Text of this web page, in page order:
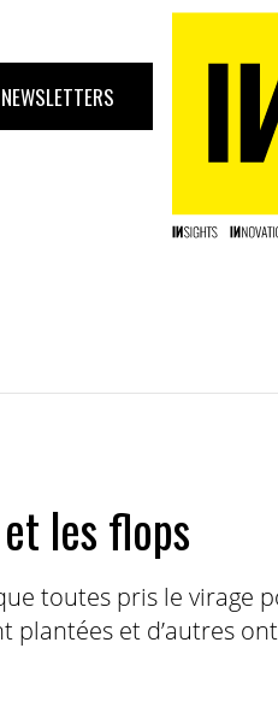
NEWSLETTERS
les flops
toutes pris le virage
plantées et d’autres